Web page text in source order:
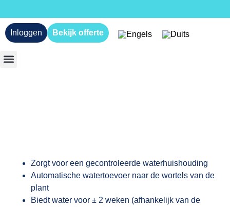
Inloggen Bekijk offerte
Zorgt voor een gecontroleerde waterhuishouding
Automatische watertoevoer naar de wortels van de
plant
Biedt water voor ± 2 weken (afhankelijk van de